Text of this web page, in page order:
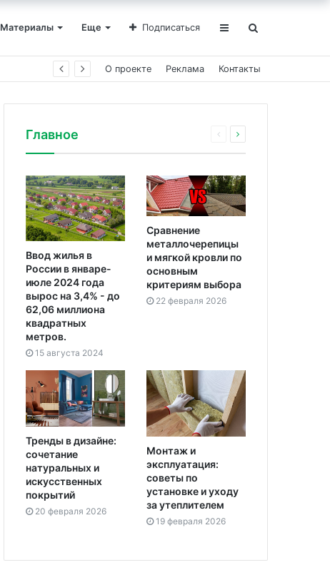
Материалы Еще Подписаться
О проекте Реклама Контакты
Главное
Ввод жилья в
России в январе-
июле 2024 года
вырос на 3,4% - до
62,06 миллиона
квадратных
метров.
15 августа 2024
Сравнение
металлочерепицы
и мягкой кровли по
основным
критериям выбора
22 февраля 2026
Тренды в дизайне:
сочетание
натуральных и
искусственных
покрытий
20 февраля 2026
Монтаж и
эксплуатация:
советы по
установке и уходу
за утеплителем
19 февраля 2026